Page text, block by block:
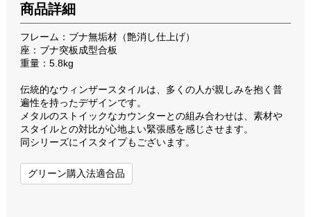
商品詳細
フレーム：ブナ無垢材（艶消し仕上げ）
座：ブナ突板成型合板
重量：5.8kg
伝統的なウィンザースタイルは、多くの人が親しみを抱く普
遍性を持ったデザインです。
メタルのストイックなカウンターとの組み合わせは、素材や
スタイルとの対比が心地よい緊張感を感じさせます。
同シリーズにイスタイプもございます。
グリーン購入法適合品